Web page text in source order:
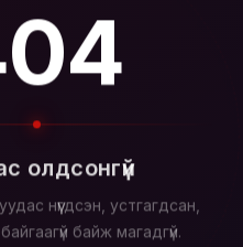
олдсонгүй
нүүгдсэн, устгагдсан,
байж магадгүй.